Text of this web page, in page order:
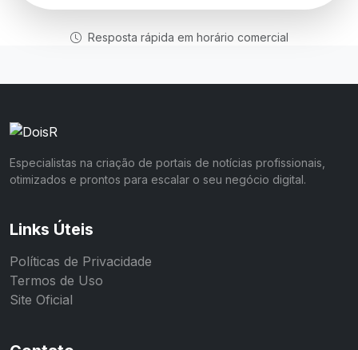
Resposta rápida em horário comercial
Especialistas na criação de portais de notícias profissionais,
otimizados e prontos para escalar o seu negócio digital.
Links Úteis
Políticas de Privacidade
Termos de Uso
Site Oficial